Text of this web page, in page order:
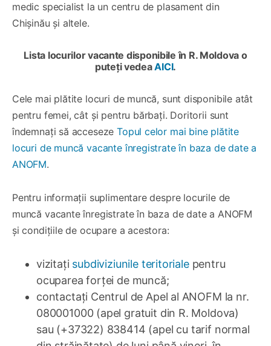
medic specialist la un centru de plasament din
Chișinău și altele.
Lista locurilor vacante disponibile în R. Moldova o
puteți vedeaAICI.
Cele mai plătite locuri de muncă, sunt disponibile atât
pentru femei, cât și pentru bărbați. Doritorii sunt
îndemnați să accesezeTopul celor mai bine plătite
locuri de muncă vacante înregistrate în baza de date a
ANOFM.
Pentru informații suplimentare despre locurile de
muncă vacante înregistrate în baza de date a ANOFM
și condițiile de ocupare a acestora:
vizitați subdiviziunile teritorialepentru
ocuparea forței de muncă;
contactați Centrul de Apel al ANOFM la nr.
080001000 (apel gratuit din R. Moldova)
sau (+37322) 838414 (apel cu tarif normal